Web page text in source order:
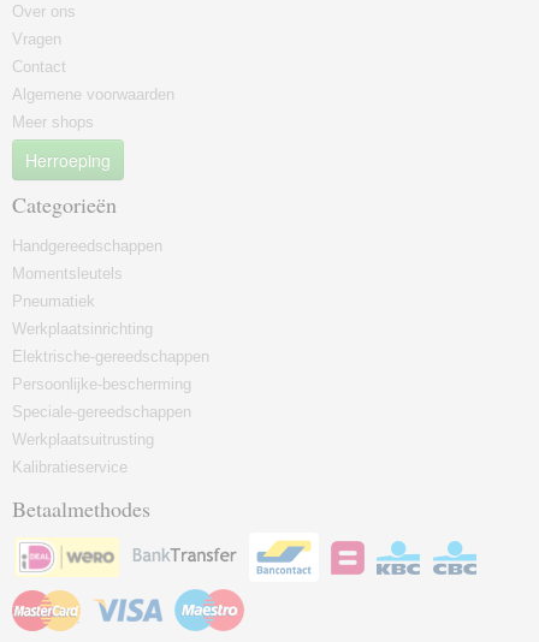
Over ons
Vragen
Contact
Algemene voorwaarden
Meer shops
Herroeping
Categorieën
Handgereedschappen
Momentsleutels
Pneumatiek
Werkplaatsinrichting
Elektrische-gereedschappen
Persoonlijke-bescherming
Speciale-gereedschappen
Werkplaatsuitrusting
Kalibratieservice
Betaalmethodes